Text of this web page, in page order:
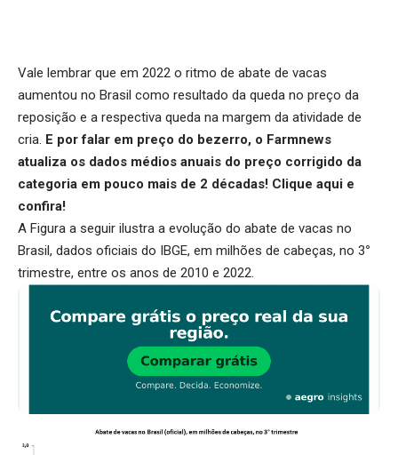
Vale lembrar que em 2022 o ritmo de abate de vacas
aumentou no Brasil como resultado da queda no preço da
reposição e a respectiva queda na margem da atividade de
cria. E por falar em preço do bezerro, o Farmnews
atualiza os dados médios anuais do preço corrigido da
categoria em pouco mais de 2 décadas! Clique aqui e
confira!
A Figura a seguir ilustra a evolução do abate de vacas no
Brasil, dados oficiais do IBGE, em milhões de cabeças, no 3°
trimestre, entre os anos de 2010 e 2022.